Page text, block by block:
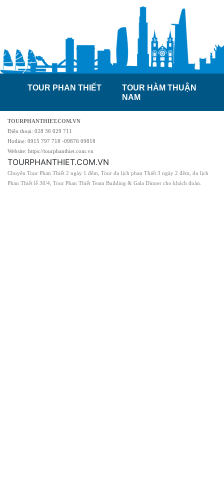
TOUR PHAN THIẾT
TOUR HÀM THUẬN
NAM
TOURPHANTHIET.COM.VN
Điện thoại: 028 36 029 711
Hotline: 0915 797 718 -09876 09818
Website: https://tourphanthiet.com.vn
TOURPHANTHIET.COM.VN
Chuyên Tour Phan Thiết 2 ngày 1 đêm, Tour du lịch phan Thiết 3 ngày 2 đêm, du lịch
Phan Thiết lễ 30/4, Tour Phan Thiết Team Building & Gala Dinner cho khách đoàn.